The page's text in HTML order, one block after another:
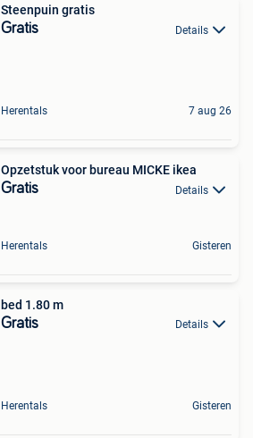
Steenpuin gratis
Gratis Details
Herentals 7 aug 26
Opzetstuk voor bureau MICKE ikea
Gratis Details
Herentals Gisteren
bed 1.80 m
Gratis Details
Herentals Gisteren